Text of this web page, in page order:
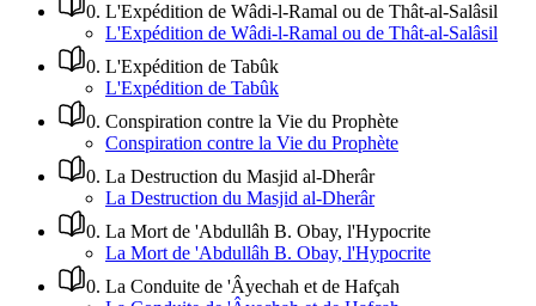
0. L'Expédition de Wâdi-l-Ramal ou de Thât-al-Salâsil
L'Expédition de Wâdi-l-Ramal ou de Thât-al-Salâsil
0. L'Expédition de Tabûk
L'Expédition de Tabûk
0. Conspiration contre la Vie du Prophète
Conspiration contre la Vie du Prophète
0. La Destruction du Masjid al-Dherâr
La Destruction du Masjid al-Dherâr
0. La Mort de 'Abdullâh B. Obay, l'Hypocrite
La Mort de 'Abdullâh B. Obay, l'Hypocrite
0. La Conduite de 'Âyechah et de Hafçah